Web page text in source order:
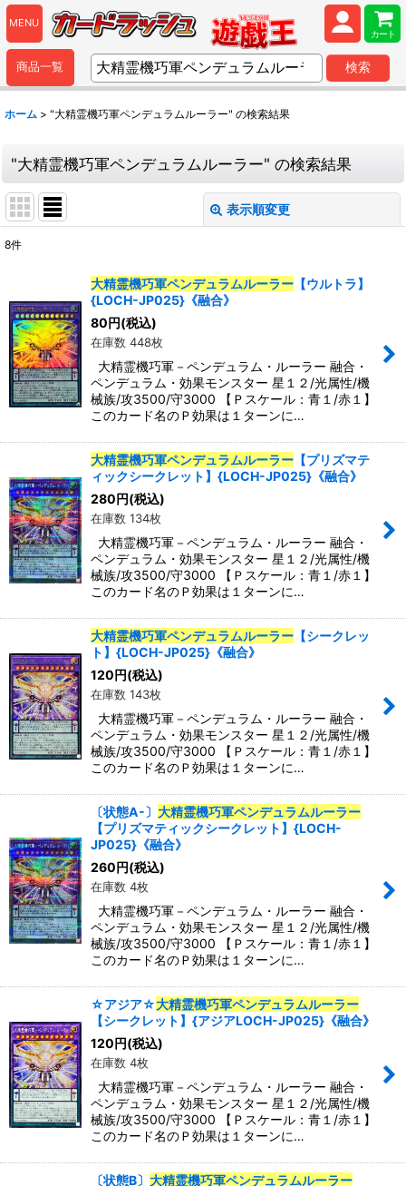
MENU
カート
商品一覧 検索
ホーム > "大精霊機巧軍ペンデュラムルーラー" の検索結果
"大精霊機巧軍ペンデュラムルーラー" の検索結果
表示順変更
表示数:
並び順:
カテゴリ:
特集:
8件
大精霊機巧軍ペンデュラムルーラー 【ウルトラ】
{LOCH-JP025}《融合》
80円(税込)
在庫数 448枚
大精霊機巧軍－ペンデュラム・ルーラー 融合・
ペンデュラム・効果モンスター 星１２/光属性/機
械族/攻3500/守3000 【Ｐスケール：青１/赤１】
このカード名のＰ効果は１ターンに…
大精霊機巧軍ペンデュラムルーラー 【プリズマテ
ィックシークレット】{LOCH-JP025}《融合》
280円(税込)
在庫数 134枚
大精霊機巧軍－ペンデュラム・ルーラー 融合・
ペンデュラム・効果モンスター 星１２/光属性/機
械族/攻3500/守3000 【Ｐスケール：青１/赤１】
このカード名のＰ効果は１ターンに…
大精霊機巧軍ペンデュラムルーラー 【シークレッ
ト】{LOCH-JP025}《融合》
120円(税込)
在庫数 143枚
大精霊機巧軍－ペンデュラム・ルーラー 融合・
ペンデュラム・効果モンスター 星１２/光属性/機
械族/攻3500/守3000 【Ｐスケール：青１/赤１】
このカード名のＰ効果は１ターンに…
〔状態A-〕 大精霊機巧軍ペンデュラムルーラー
【プリズマティックシークレット】{LOCH-
JP025}《融合》
260円(税込)
在庫数 4枚
大精霊機巧軍－ペンデュラム・ルーラー 融合・
ペンデュラム・効果モンスター 星１２/光属性/機
械族/攻3500/守3000 【Ｐスケール：青１/赤１】
このカード名のＰ効果は１ターンに…
☆アジア☆大精霊機巧軍ペンデュラムルーラー
【シークレット】{アジアLOCH-JP025}《融合》
120円(税込)
在庫数 4枚
大精霊機巧軍－ペンデュラム・ルーラー 融合・
ペンデュラム・効果モンスター 星１２/光属性/機
械族/攻3500/守3000 【Ｐスケール：青１/赤１】
このカード名のＰ効果は１ターンに…
〔状態B〕 大精霊機巧軍ペンデュラムルーラー